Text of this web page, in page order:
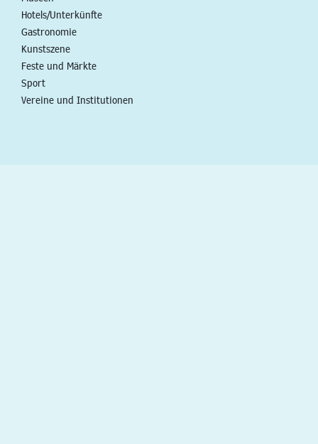
Hotels/Unterkünfte
Gastronomie
Kunstszene
Feste und Märkte
Sport
Vereine und Institutionen